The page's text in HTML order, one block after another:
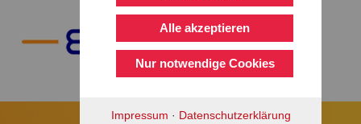
Alle akzeptieren
Nur notwendige Cookies
Impressum · Datenschutzerklärung